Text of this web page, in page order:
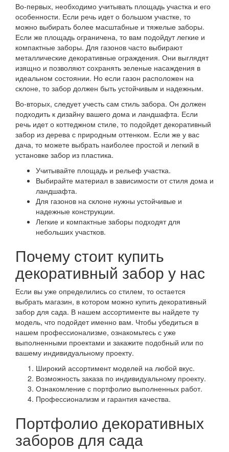
Во-первых, необходимо учитывать площадь участка и его
особенности. Если речь идет о большом участке, то
можно выбирать более масштабные и тяжелые заборы.
Если же площадь ограничена, то вам подойдут легкие и
компактные заборы. Для газонов часто выбирают
металлические декоративные ограждения. Они выглядят
изящно и позволяют сохранять зеленые насаждения в
идеальном состоянии. Но если газон расположен на
склоне, то забор должен быть устойчивым и надежным.
Во-вторых, следует учесть сам стиль забора. Он должен
подходить к дизайну вашего дома и ландшафта. Если
речь идет о коттеджном стиле, то подойдет декоративный
забор из дерева с природным оттенком. Если же у вас
дача, то можете выбрать наиболее простой и легкий в
установке забор из пластика.
Учитывайте площадь и рельеф участка.
Выбирайте материал в зависимости от стиля дома и
ландшафта.
Для газонов на склоне нужны устойчивые и
надежные конструкции.
Легкие и компактные заборы подходят для
небольших участков.
Почему стоит купить
декоративный забор у нас
Если вы уже определились со стилем, то остается
выбрать магазин, в котором можно купить декоративный
забор для сада. В нашем ассортименте вы найдете ту
модель, что подойдет именно вам. Чтобы убедиться в
нашем профессионализме, ознакомьтесь с уже
выполненными проектами и закажите подобный или по
вашему индивидуальному проекту.
Широкий ассортимент моделей на любой вкус.
Возможность заказа по индивидуальному проекту.
Ознакомление с портфолио выполненных работ.
Профессионализм и гарантия качества.
Портфолио декоративных
заборов для сада